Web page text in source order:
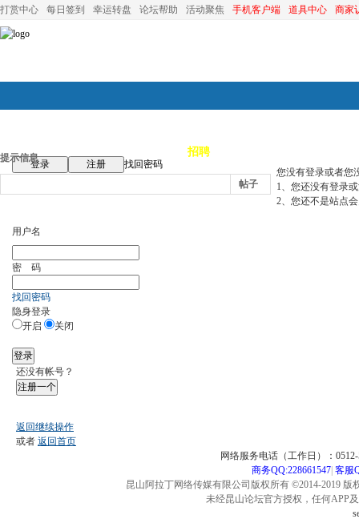
打赏中心 每日签到 幸运转盘 论坛帮助 活动聚焦 手机客户端 道具中心 商家
论坛首页 招聘
登录 注册
找回密码
帖子
提示信息
您没有登录或者您
1、您还没有登录
2、您还不是站点
用户名
密 码
找回密码
隐身登录
开启
关闭
登录
还没有帐号？
注册一个
返回继续操作
或者 返回首页
网络服务电话（工作日）：
商务QQ:228661547| 客服
昆山阿拉丁网络传媒有限公司版权所有 ©2014-2019
未经昆山论坛官方授权，任何APP